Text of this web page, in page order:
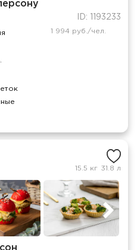
ID: 1193233
1 994 руб./чел.
15.5 кг 31.8 л